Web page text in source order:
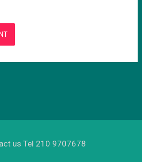
us Tel 210 9707678